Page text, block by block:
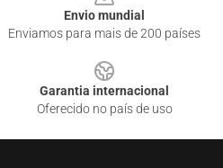
Envio mundial
Enviamos para mais de 200 países
Garantia internacional
Oferecido no país de uso